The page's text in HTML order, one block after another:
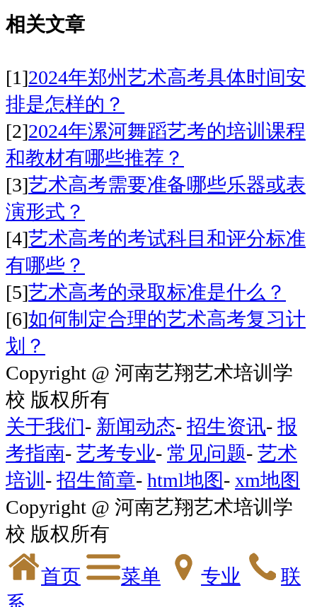
相关文章
[1]2024年郑州艺术高考具体时间安
排是怎样的？
[2]2024年漯河舞蹈艺考的培训课程
和教材有哪些推荐？
[3]艺术高考需要准备哪些乐器或表
演形式？
[4]艺术高考的考试科目和评分标准
有哪些？
[5]艺术高考的录取标准是什么？
[6]如何制定合理的艺术高考复习计
划？
Copyright @ 河南艺翔艺术培训学
校 版权所有
关于我们- 新闻动态- 招生资讯- 报
考指南- 艺考专业- 常见问题- 艺术
培训 - 招生简章- html地图- xm地图
Copyright @ 河南艺翔艺术培训学
校 版权所有
首页
菜单 专业
联